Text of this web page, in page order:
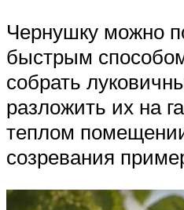
Чернушку можно
быстрым
собрать
разложить их на
теплом
созревания